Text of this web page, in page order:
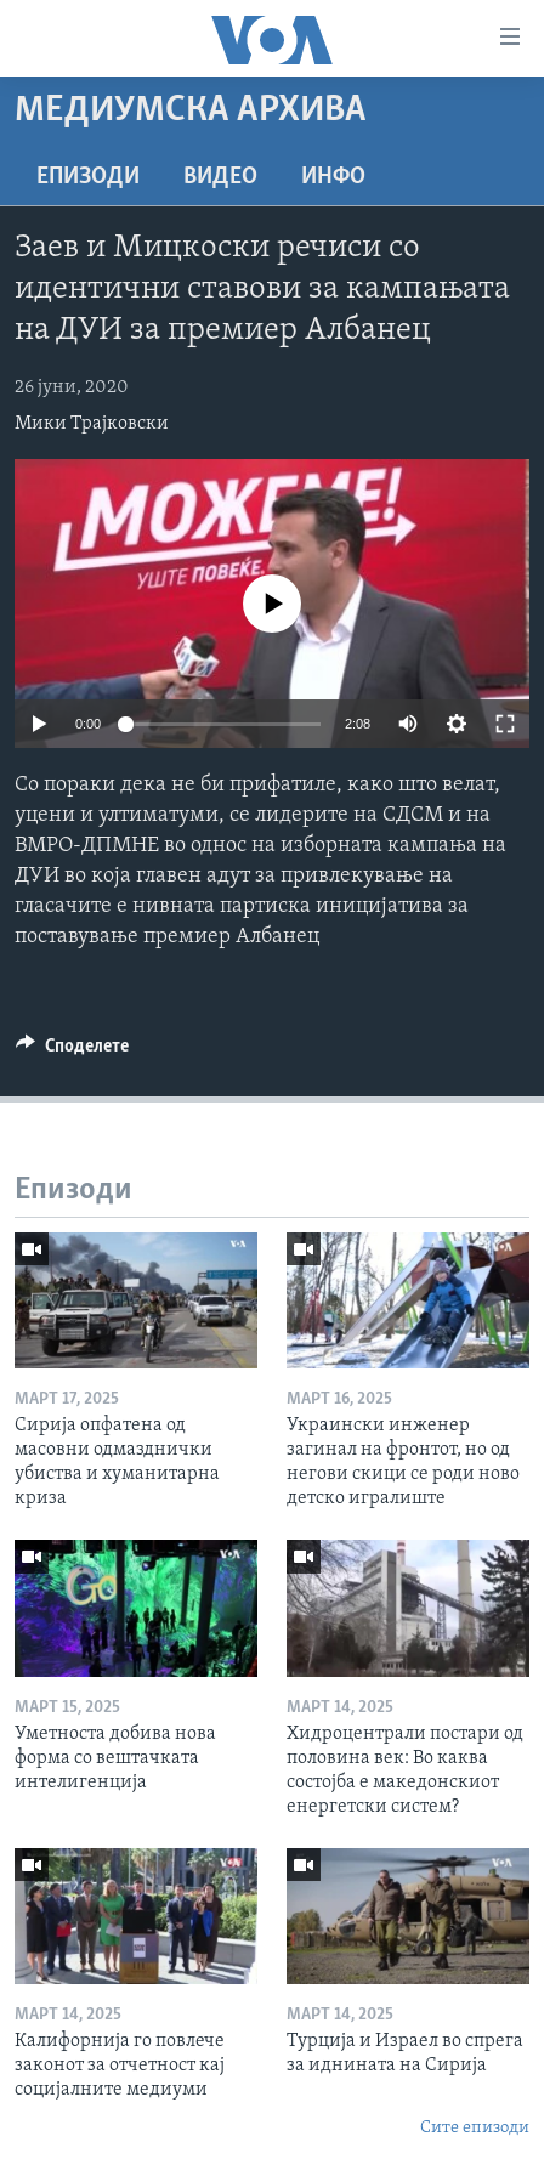
пристапност
содржина
Премини
до
страната
навигација
Пребарувај
ДОМА
РУБРИКИ
МАКЕДОНИЈА
СВЕТ
ЕКОНОМИЈА
ПОЛИТИКА
ЗДРАВЈЕ
УМЕТНОСТ И ЗАБАВА
ИНТЕРВЈУА
ДОКУМЕНТАРЦИ
АРХИВИРАНА ПРОГРАМА
NEWSFLASH - АРХИВА
ВЕСТИ ОД САД ВО МИНУТА - АРХИВА
ИЗБОРИ ВО САД 2020 - АРХИВА
ЗА НАС
Learning English
МЕДИУМСКА АРХИВА
ЕПИЗОДИ ВИДЕО ИНФО
Заев и Мицкоски речиси со
идентични ставови за кампањата
на ДУИ за премиер Албанец
26 јуни, 2020
Мики Трајковски
No media source currently available
0:00 2:08
Со пораки дека не би прифатиле, како што велат,
уцени и ултиматуми, се лидерите на СДСМ и на
ВМРО-ДПМНЕ во однос на изборната кампања на
ДУИ во која главен адут за привлекување на
гласачите е нивната партиска иницијатива за
поставување премиер Албанец
Споделете
Епизоди
МАРТ 17, 2025
Сирија опфатена од
масовни одмазднички
убиства и хуманитарна
криза
МАРТ 16, 2025
Украински инженер
загинал на фронтот, но од
негови скици се роди ново
детско игралиште
МАРТ 15, 2025
Уметноста добива нова
форма со вештачката
интелигенција
МАРТ 14, 2025
Хидроцентрали постари од
половина век: Во каква
состојба е македонскиот
енергетски систем?
МАРТ 14, 2025
Калифорнија го повлече
законот за отчетност кај
социјалните медиуми
МАРТ 14, 2025
Турција и Израел во спрега
за иднината на Сирија
Сите епизоди